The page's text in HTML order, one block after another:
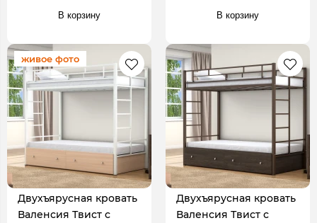
В корзину В корзину
живое фото
Двухъярусная кровать
Валенсия Твист с
Двухъярусная кровать
Валенсия Твист с